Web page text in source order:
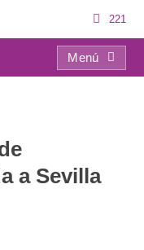
221
Menú
a Sevilla